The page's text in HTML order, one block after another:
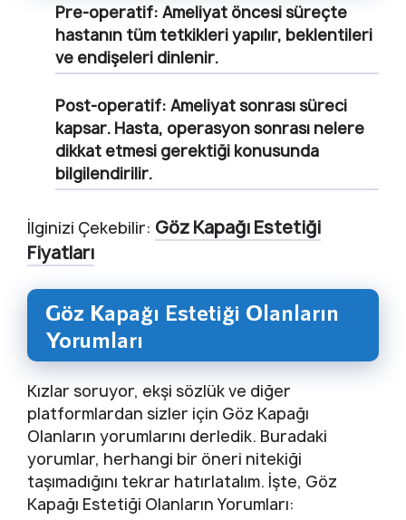
Pre-operatif: Ameliyat öncesi süreçte
hastanın tüm tetkikleri yapılır, beklentileri
ve endişeleri dinlenir.
Post-operatif: Ameliyat sonrası süreci
kapsar. Hasta, operasyon sonrası nelere
dikkat etmesi gerektiği konusunda
bilgilendirilir.
İlginizi Çekebilir: Göz Kapağı Estetiği
Fiyatları
Göz Kapağı Estetiği Olanların
Yorumları
Kızlar soruyor, ekşi sözlük ve diğer
platformlardan sizler için Göz Kapağı
Olanların yorumlarını derledik. Buradaki
yorumlar, herhangi bir öneri nitekiği
taşımadığını tekrar hatırlatalım. İşte, Göz
Kapağı Estetiği Olanların Yorumları: